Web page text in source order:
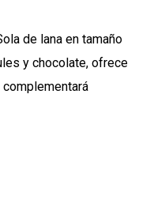
de lana en tamaño
y chocolate, ofrece